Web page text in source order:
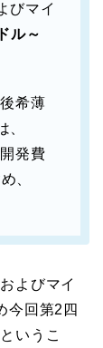
びマイ
ル～
希薄
、
発費
、
よびマイ
今回第2四
いうこ